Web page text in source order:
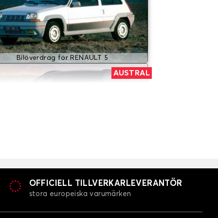
Bilöverdrag för RENAULT 5
AUSTRAL
CLIO 1
OFFICIELL TILLVERKARLEVERANTÖR
stora europeiska varumärken